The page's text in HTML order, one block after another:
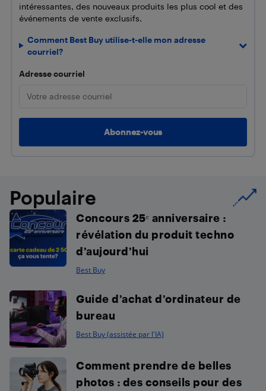
intéressantes, des nouveaux produits les plus cool et des
événements de vente exclusifs.
Comment Best Buy utilise-t-elle mon adresse
courriel?
Adresse courriel
Populaire
Concours 25ᵉ anniversaire :
révélation du produit techno
d’aujourd’hui
Best Buy
Guide d’achat d’ordinateur de
bureau
Best Buy (assistée par l'IA)
Comment prendre de belles
photos : des conseils pour des